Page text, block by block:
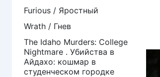
Furious / Яростный
Wrath / Гнев
The Idaho Murders: College
Nightmare . Убийства в
Айдахо: кошмар в
студенческом городке